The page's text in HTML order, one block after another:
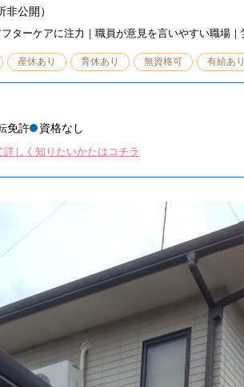
公開）
ターケアに注力｜職員が意見を言いやすい職場｜
産休あり 育休あり 無資格可 有給あり
免許 資格なし
詳しく知りたいかたはコチラ